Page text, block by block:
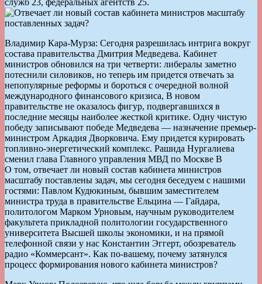
Владимир Кара-Мурза: Сегодня разрешилась интрига вокруг
состава правительства Дмитрия Медведева. Кабинет
министров обновился на три четверти: либералы заметно
потеснили силовиков, но теперь им придется отвечать за
непопулярные реформы и бороться с очередной волной
международного финансового кризиса, В новом
правительстве не оказалось фигур, подвергавшихся в
последние месяцы наиболее жесткой критике. Одну чистую
победу записывают победе Медведева — назначение премьер-
министром Аркадия Дворковича. Ему придется курировать
топливно-энергетический комплекс. Рашида Нургалиева
сменил глава Главного управления МВД по Москве В
О том, отвечает ли новый состав кабинета министров
масштабу поставлены задач, мы сегодня беседуем с нашими
гостями: Павлом Кудюкиным, бывшим заместителем
министра труда в правительстве Ельцина — Гайдара,
политологом Марком Урновым, научным руководителем
факультета прикладной политологии государственного
университета Высшей школы экономики, и на прямой
телефонной связи у нас Константин Эггерт, обозреватель
радио «Коммерсант». Как по-вашему, почему затянулся
процесс формирования нового кабинета министров?